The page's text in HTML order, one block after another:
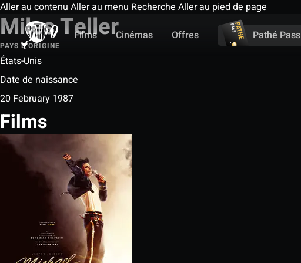
Aller au contenu Aller au menu Recherche Aller au pied de page
Films
Cinémas Offres Pathé Pass
Miles Teller
PAYS D'ORIGINE
États-Unis
Date de naissance
20 February 1987
Films